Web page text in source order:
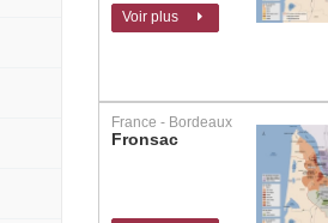
Voir plus
France - Bordeaux
Fronsac